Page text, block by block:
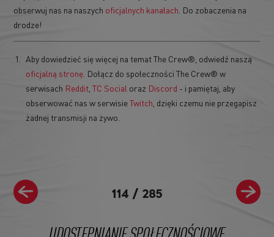
114 / 285
obserwuj nas na naszych oficjalnych kanałach . Do zobaczenia na
drodze!
Aby dowiedzieć się więcej na temat The Crew®, odwiedź naszą
oficjalną stronę . Dołącz do społeczności The Crew® w
serwisach Reddit ,TC Social oraz Discord - i pamiętaj, aby
obserwować nas w serwisieTwitch , dzięki czemu nie przegapisz
żadnej transmisji na żywo.